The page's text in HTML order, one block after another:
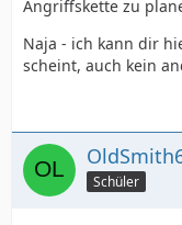
Angriffskette zu
Naja - ich kann dir
scheint, auch kein
Schüler